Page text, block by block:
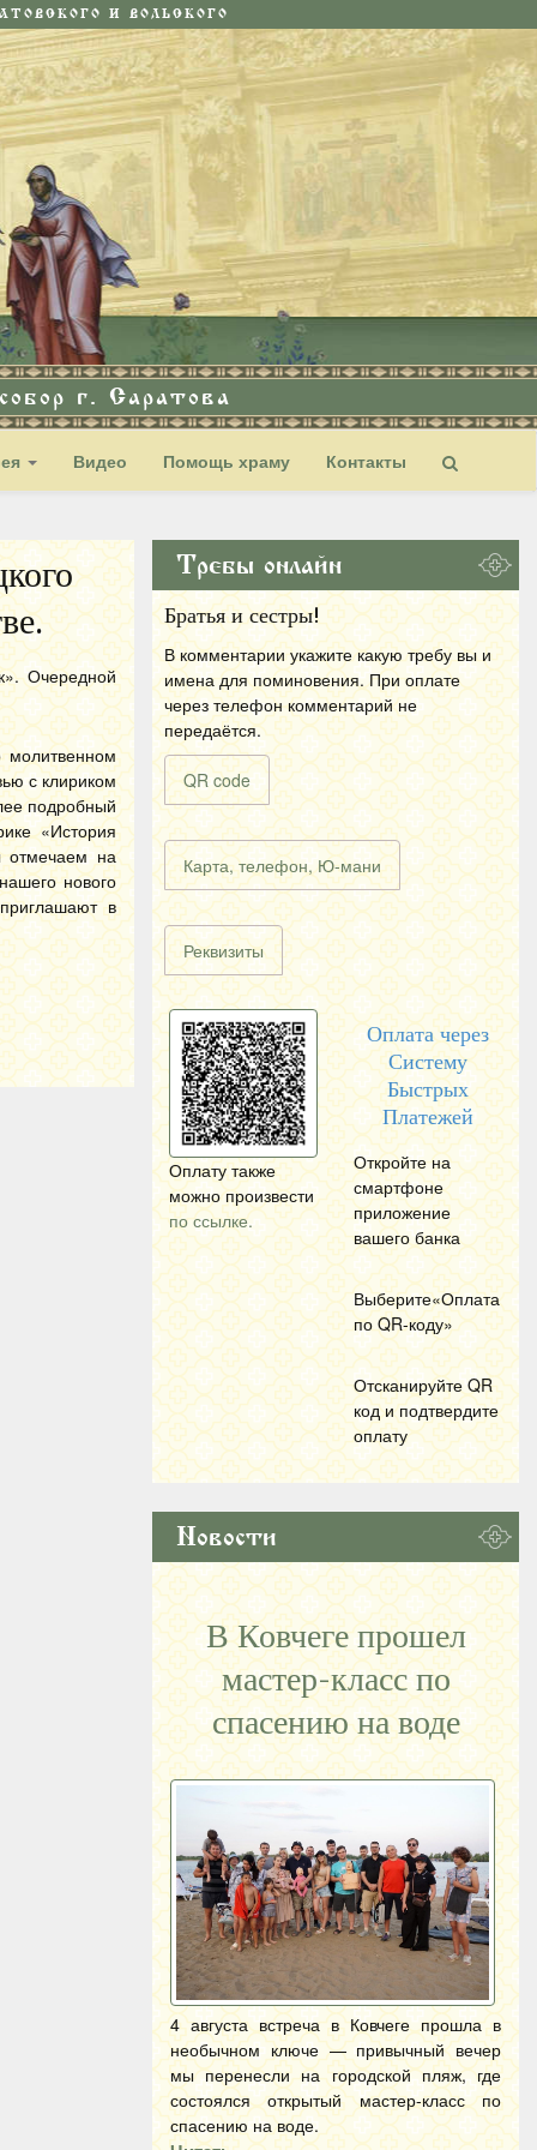
И ВОЛЬСКОГО
г. Саратова
Видео Помощь храму Контакты
Очередной
молитвенном
с клириком
подробный
«История
отмечаем на
нового
в
Требы онлайн
Братья и сестры!
В комментарии укажите какую требу вы и
имена для поминовения. При оплате
через телефон комментарий не
передаётся.
QR code
Карта, телефон, Ю-мани
Реквизиты
Оплату также
можно произвести
по ссылке.
Оплата через
Систему
Быстрых
Платежей
Откройте на
смартфоне
приложение
вашего банка
Выберите«Оплата
по QR-коду»
Отсканируйте QR
код и подтвердите
оплату
Новости
В Ковчеге прошел
мастер-класс по
спасению на воде
4 августа встреча в Ковчеге прошла в
необычном ключе — привычный вечер
мы перенесли на городской пляж, где
состоялся открытый мастер-класс по
спасению на воде.